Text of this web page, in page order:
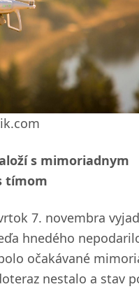
s mimoriadnym
tímom
7. novembra
hnedého
očakávané
nestalo a stav